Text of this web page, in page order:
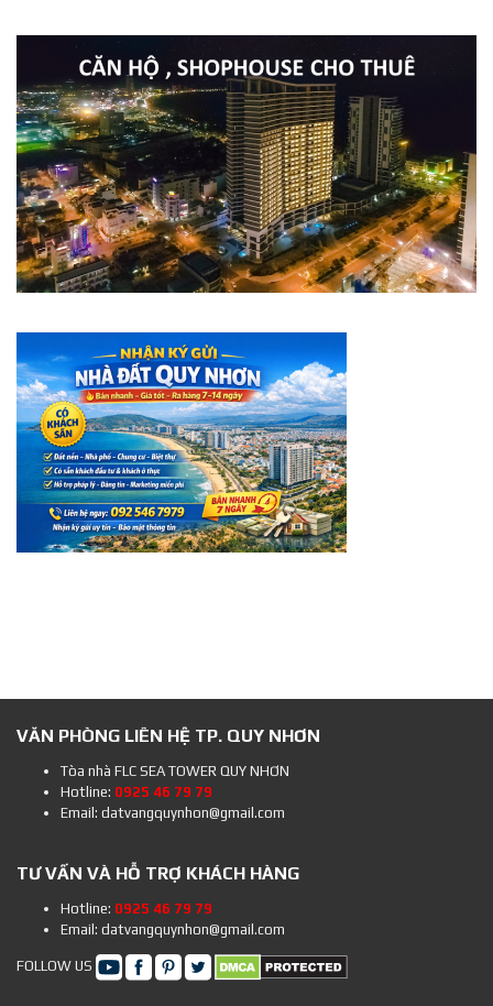
VĂN PHÒNG LIÊN HỆ TP. QUY NHƠN
Tòa nhà FLC SEA TOWER QUY NHƠN
Hotline: 0925 46 79 79
Email: datvangquynhon@gmail.com
TƯ VẤN VÀ HỖ TRỢ KHÁCH HÀNG
Hotline: 0925 46 79 79
Email: datvangquynhon@gmail.com
FOLLOW US